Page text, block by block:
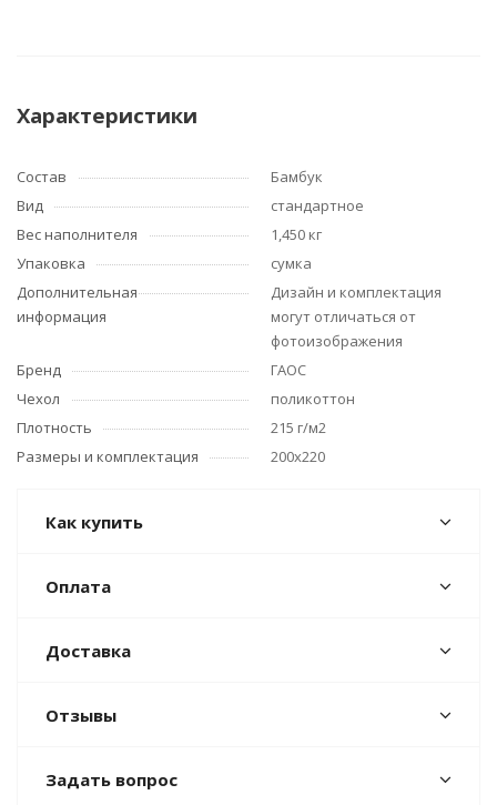
Характеристики
Состав
Бамбук
Вид
стандартное
Вес наполнителя
1,450 кг
Упаковка
сумка
Дополнительная
информация
Дизайн и комплектация
могут отличаться от
фотоизображения
Бренд
ГАОС
Чехол
поликоттон
Плотность
215 г/м2
Размеры и комплектация
200x220
Как купить
Оплата
Доставка
Отзывы
Задать вопрос